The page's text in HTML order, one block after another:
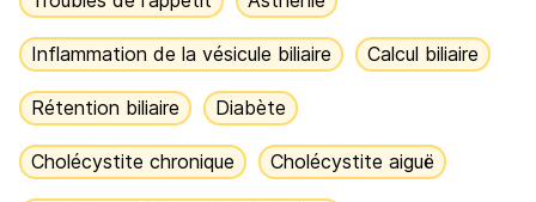
Inflammation de la vésicule biliaire Calcul biliaire
Rétention biliaire Diabète
Cholécystite chronique Cholécystite aiguë